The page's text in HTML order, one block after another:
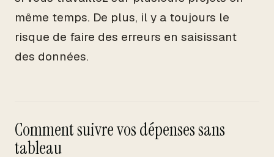
même temps. De plus, il y a toujours le
risque de faire des erreurs en saisissant
des données.
Comment suivre vos dépenses sans
tableau